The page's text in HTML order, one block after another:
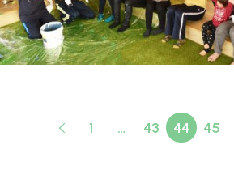
1 … 43 44 45